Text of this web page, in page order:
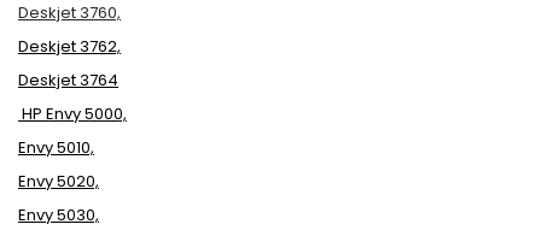
Deskjet 3760,
Deskjet 3762,
Deskjet 3764
HP Envy 5000,
Envy 5010,
Envy 5020,
Envy 5030,